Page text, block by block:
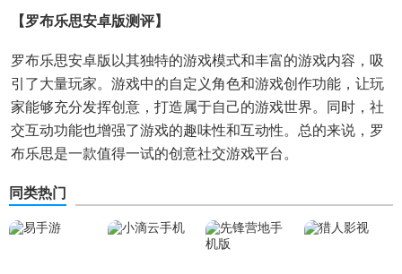
【罗布乐思安卓版测评】
罗布乐思安卓版以其独特的游戏模式和丰富的游戏内容，吸
引了大量玩家。游戏中的自定义角色和游戏创作功能，让玩
家能够充分发挥创意，打造属于自己的游戏世界。同时，社
交互动功能也增强了游戏的趣味性和互动性。总的来说，罗
布乐思是一款值得一试的创意社交游戏平台。
同类热门